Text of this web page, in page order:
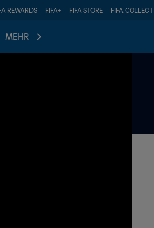
REWARDS FIFA+ FIFA STORE FIFA COLLECT
MEHR